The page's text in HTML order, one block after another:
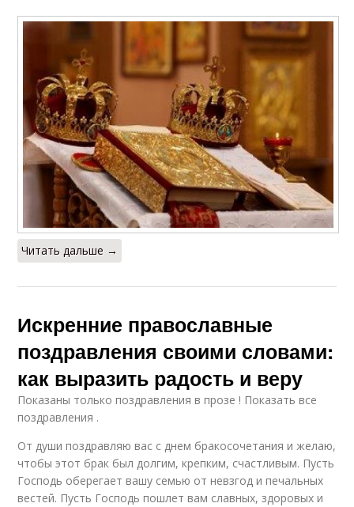
Читать дальше →
Искренние православные
поздравления своими словами:
как выразить радость и веру
Показаны только поздравления в прозе ! Показать все
поздравления .
От души поздравляю вас с днем бракосочетания и желаю,
чтобы этот брак был долгим, крепким, счастливым. Пусть
Господь оберегает вашу семью от невзгод и печальных
вестей. Пусть Господь пошлет вам славных, здоровых и